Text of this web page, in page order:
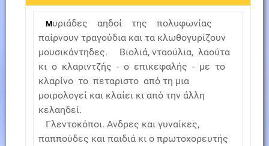
Μυριάδες αηδοί της πολυφωνίας
παίρνουν τραγούδια και τα κλωθογυρίζουv
μουσικάντηδες. Βιολιά, νταούλια, λαούτα
κι ο κλαριντζής - ο επικεφαλής - με το
κλαρίνο το πεταριστο από τη μια
μοιρολογεί και κλαίει κι από την άλλη
κελαηδεί.
Γλεντοκόποι. Ανδρες και γυναίκες,
παππούδες και παιδιά κι ο πρωτοχορευτής